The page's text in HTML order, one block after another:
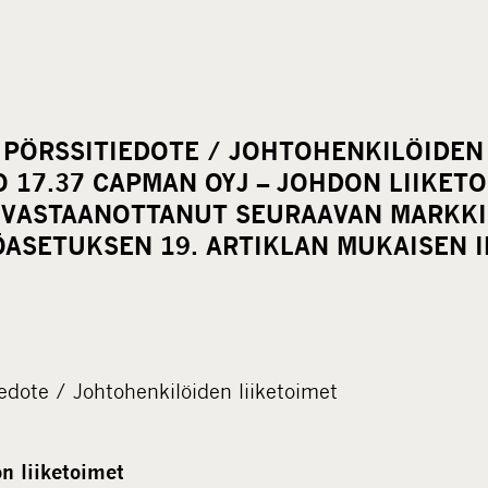
/
CAPMAN OYJ – JOHDON
SEURAAVAN
19. ARTIKLAN MUKAISEN
/ Johtohenkilöiden liiketoimet
liiketoimet